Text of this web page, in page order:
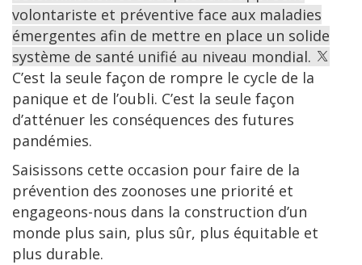
volontariste et préventive face aux maladies
émergentes afin de mettre en place un solide
système de santé unifié au niveau mondial.
C’est la seule façon de rompre le cycle de la
panique et de l’oubli. C’est la seule façon
d’atténuer les conséquences des futures
pandémies.
Saisissons cette occasion pour faire de la
prévention des zoonoses une priorité et
engageons-nous dans la construction d’un
monde plus sain, plus sûr, plus équitable et
plus durable.